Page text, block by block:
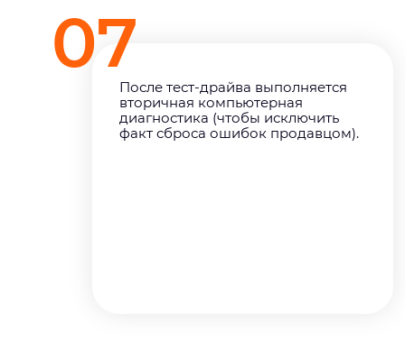
07
После тест-драйва выполняется
вторичная компьютерная
диагностика (чтобы исключить
факт сброса ошибок продавцом).